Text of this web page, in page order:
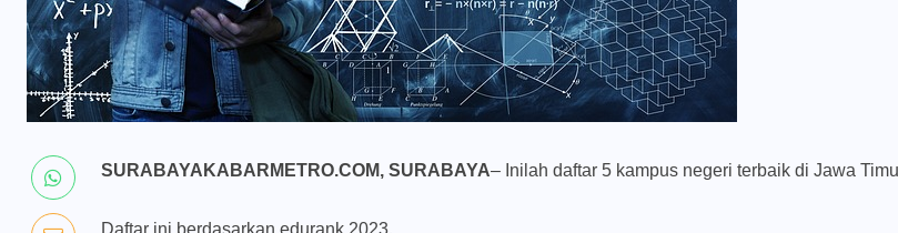
SURABAYAKABARMETRO.COM, SURABAYA– Inilah daftar 5 kampus negeri terbaik di Jawa
Daftar ini berdasarkan edurank 2023.